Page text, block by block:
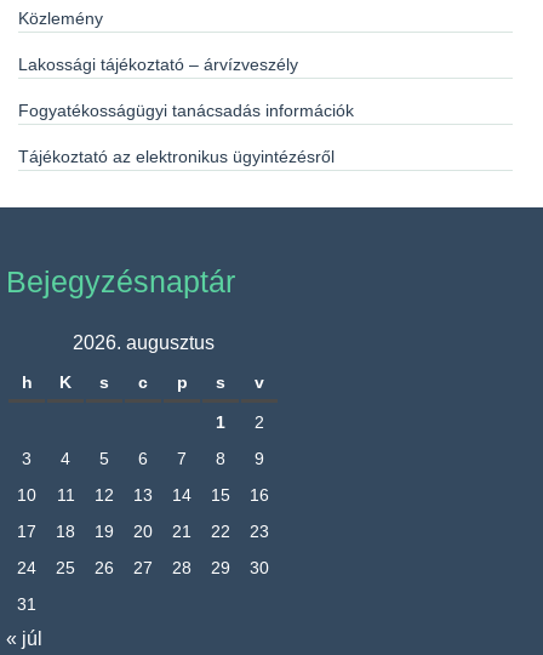
Közlemény
Lakossági tájékoztató – árvízveszély
Fogyatékosságügyi tanácsadás információk
Tájékoztató az elektronikus ügyintézésről
Bejegyzésnaptár
2026. augusztus
h K s c p s v
1
2
3
4 5 6 7 8
9
10
11 12 13 14 15
16
17
18 19 20 21 22
23
24
25 26 27 28 29
30
31
« júl